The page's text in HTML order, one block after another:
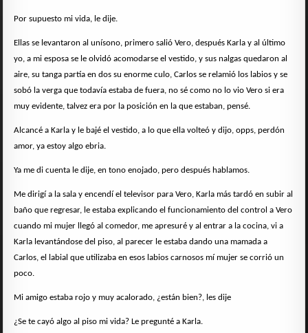
Por supuesto mi vida, le dije.
Ellas se levantaron al unísono, primero salió Vero, después Karla y al último
yo, a mi esposa se le olvidó acomodarse el vestido, y sus nalgas quedaron al
aire, su tanga partía en dos su enorme culo, Carlos se relamió los labios y se
sobó la verga que todavía estaba de fuera, no sé como no lo vio Vero si era
muy evidente, talvez era por la posición en la que estaban, pensé.
Alcancé a Karla y le bajé el vestido, a lo que ella volteó y dijo, opps, perdón
amor, ya estoy algo ebria.
Ya me di cuenta le dije, en tono enojado, pero después hablamos.
Me dirigí a la sala y encendí el televisor para Vero, Karla más tardó en subir al
baño que regresar, le estaba explicando el funcionamiento del control a Vero
cuando mi mujer llegó al comedor, me apresuré y al entrar a la cocina, vi a
Karla levantándose del piso, al parecer le estaba dando una mamada a
Carlos, el labial que utilizaba en esos labios carnosos mí mujer se corrió un
poco.
Mi amigo estaba rojo y muy acalorado, ¿están bien?, les dije
¿Se te cayó algo al piso mi vida? Le pregunté a Karla.